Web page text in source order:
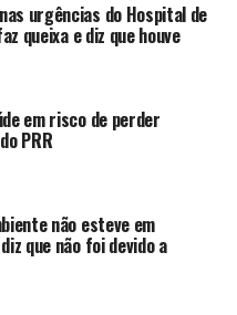
urgências do Hospital de
queixa e diz que houve
em risco de perder
PRR
não esteve em
que não foi devido a